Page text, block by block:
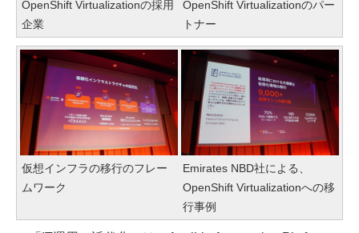
OpenShift Virtualizationの採用
企業
OpenShift Virtualizationのパー
トナー
仮想インフラの移行のフレー
ムワーク
Emirates NBD社による、
OpenShift Virtualizationへの移
行事例